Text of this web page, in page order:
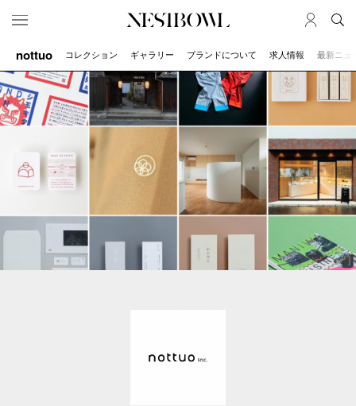
HOME JOB
求人検索
新着求人
JOURNAL
エデュケーション
ニュース＆イベント
データ
COLLABORATION
コラボ募集一覧
コラボ実績案内
会員登録
nottuo コレクション ギャラリー ブランドについて 求人情報 最新ニュ